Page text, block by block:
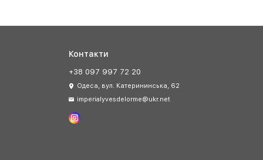
Контакти
+38 097 997 72 20
Одеса, вул. Катерининська, 62
imperialyvesdelorme@ukr.net